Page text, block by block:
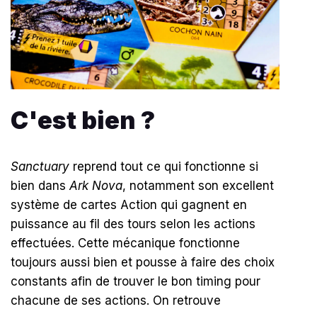
C'est bien ?
Sanctuary reprend tout ce qui fonctionne si
bien dansArk Nova, notamment son excellent
système de cartes Action qui gagnent en
puissance au fil des tours selon les actions
effectuées. Cette mécanique fonctionne
toujours aussi bien et pousse à faire des choix
constants afin de trouver le bon timing pour
chacune de ses actions. On retrouve